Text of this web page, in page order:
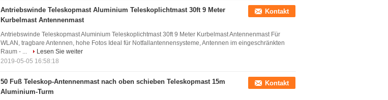
Antriebswinde Teleskopmast Aluminium Teleskoplichtmast 30ft 9 Meter
Kurbelmast Antennenmast
Kontakt
Antriebswinde Teleskopmast Aluminium Teleskoplichtmast 30ft 9 Meter Kurbelmast Antennenmast Für
WLAN, tragbare Antennen, hohe Fotos Ideal für Notfallantennensysteme, Antennen im eingeschränkten
Raum - ...
Lesen Sie weiter
2019-05-05 16:58:18
50 Fuß Teleskop-Antennenmast nach oben schieben Teleskopmast 15m
Aluminium-Turm
Kontakt